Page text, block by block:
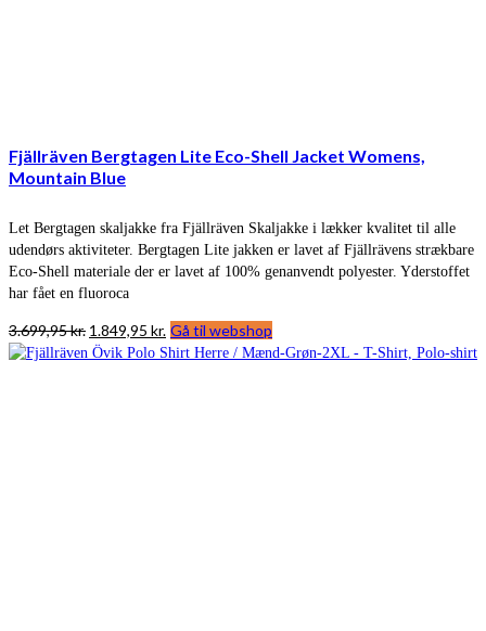
Fjällräven Bergtagen Lite Eco-Shell Jacket Womens,
Mountain Blue
Let Bergtagen skaljakke fra Fjällräven Skaljakke i lækker kvalitet til alle
udendørs aktiviteter. Bergtagen Lite jakken er lavet af Fjällrävens strækbare
Eco-Shell materiale der er lavet af 100% genanvendt polyester. Yderstoffet
har fået en fluoroca
3.699,95kr. Den
oprindelige
1.849,95 kr. Den
aktuelle
Gå til webshop